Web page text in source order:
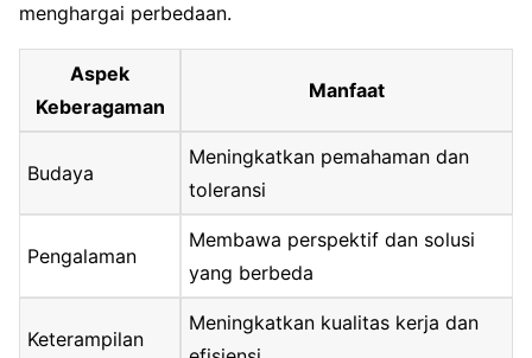
menghargai perbedaan.
Aspek
Keberagaman
Manfaat
Budaya
Meningkatkan pemahaman dan
toleransi
Pengalaman
Membawa perspektif dan solusi
yang berbeda
Keterampilan
Meningkatkan kualitas kerja dan